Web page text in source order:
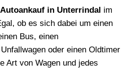
Autoankauf in Unterrindal im
ob es sich dabei um einen
Bus, einen
oder einen Oldtimer
Art von Wagen und jedes